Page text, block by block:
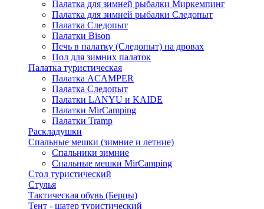
Палатка для зимней рыбалки Миркемпинг
Палатка для зимней рыбалки Следопыт
Палатка Следопыт
Палатки Bison
Печь в палатку (Следопыт) на дровах
Пол для зимних палаток
Палатка туристическая
Палатка ACAMPER
Палатка Следопыт
Палатки LANYU и KAIDE
Палатки MirCamping
Палатки Tramp
Раскладушки
Спальные мешки (зимние и летние)
Спальники зимние
Спальные мешки MirCamping
Стол туристический
Стулья
Тактическая обувь (Берцы)
Тент - шатер туристический